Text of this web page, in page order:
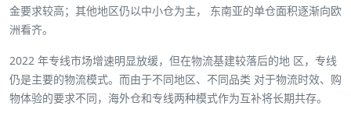
金要求较高；其他地区仍以中小仓为主， 东南亚的单仓面积逐渐向欧
洲看齐。
2022 年专线市场增速明显放缓，但在物流基建较落后的地 区，专线
仍是主要的物流模式。而由于不同地区、不同品类 对于物流时效、购
物体验的要求不同，海外仓和专线两种模式作为互补将长期共存。